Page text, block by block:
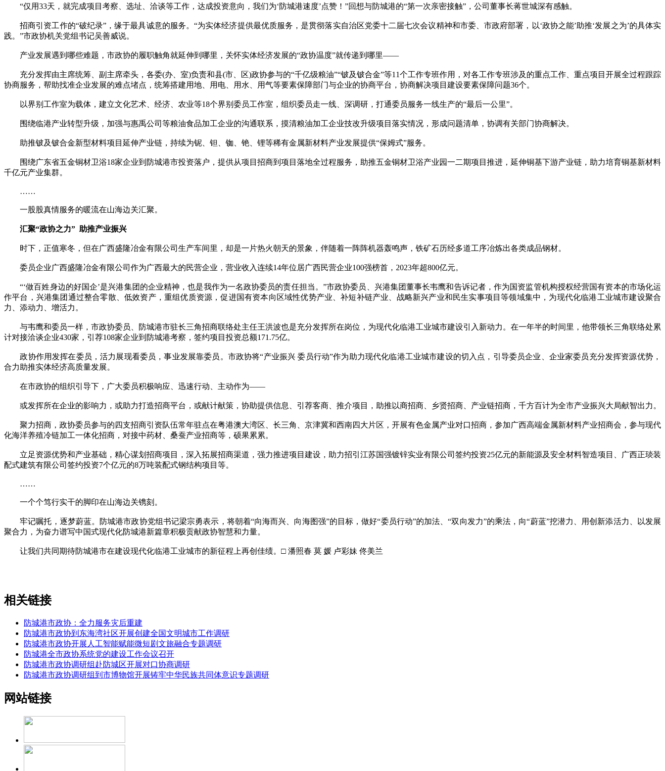
“仅用33天，就完成项目考察、选址、洽谈等工作，达成投资意向，我们为‘防城港速度’点赞！”回想与防城港的“第一次亲密接触”，公司董事长蒋世城深有感触。
招商引资工作的“破纪录”，缘于最具诚意的服务。“为实体经济提供最优质服务，是贯彻落实自治区党委十二届七次会议精神和市委、市政府部署，以‘政协之能’助推‘发展之为’的具体实
践。”市政协机关党组书记吴善威说。
产业发展遇到哪些难题，市政协的履职触角就延伸到哪里，关怀实体经济发展的“政协温度”就传递到哪里——
充分发挥由主席统筹、副主席牵头，各委(办、室)负责和县(市、区)政协参与的“千亿级粮油”“铍及铍合金”等11个工作专班作用，对各工作专班涉及的重点工作、重点项目开展全过程跟踪
协商服务，帮助找准企业发展的难点堵点，统筹搭建用地、用电、用水、用气等要素保障部门与企业的协商平台，协商解决项目建设要素保障问题36个。
以界别工作室为载体，建立文化艺术、经济、农业等18个界别委员工作室，组织委员走一线、深调研，打通委员服务一线生产的“最后一公里”。
围绕临港产业转型升级，加强与惠禹公司等粮油食品加工企业的沟通联系，摸清粮油加工企业技改升级项目落实情况，形成问题清单，协调有关部门协商解决。
助推铍及铍合金新型材料项目延伸产业链，持续为铌、钽、铷、铯、锂等稀有金属新材料产业发展提供“保姆式”服务。
围绕广东省五金铜材卫浴18家企业到防城港市投资落户，提供从项目招商到项目落地全过程服务，助推五金铜材卫浴产业园一二期项目推进，延伸铜基下游产业链，助力培育铜基新材料
千亿元产业集群。
……
一股股真情服务的暖流在山海边关汇聚。
汇聚“政协之力” 助推产业振兴
时下，正值寒冬，但在广西盛隆冶金有限公司生产车间里，却是一片热火朝天的景象，伴随着一阵阵机器轰鸣声，铁矿石历经多道工序冶炼出各类成品钢材。
委员企业广西盛隆冶金有限公司作为广西最大的民营企业，营业收入连续14年位居广西民营企业100强榜首，2023年超800亿元。
“‘做百姓身边的好国企’是兴港集团的企业精神，也是我作为一名政协委员的责任担当。”市政协委员、兴港集团董事长韦鹰和告诉记者，作为国资监管机构授权经营国有资本的市场化运
作平台，兴港集团通过整合零散、低效资产，重组优质资源，促进国有资本向区域性优势产业、补短补链产业、战略新兴产业和民生实事项目等领域集中，为现代化临港工业城市建设聚合
力、添动力、增活力。
与韦鹰和委员一样，市政协委员、防城港市驻长三角招商联络处主任王洪波也是充分发挥所在岗位，为现代化临港工业城市建设引入新动力。在一年半的时间里，他带领长三角联络处累
计对接洽谈企业430家，引荐108家企业到防城港考察，签约项目投资总额171.75亿。
政协作用发挥在委员，活力展现看委员，事业发展靠委员。市政协将“产业振兴 委员行动”作为助力现代化临港工业城市建设的切入点，引导委员企业、企业家委员充分发挥资源优势，
合力助推实体经济高质量发展。
在市政协的组织引导下，广大委员积极响应、迅速行动、主动作为——
或发挥所在企业的影响力，或助力打造招商平台，或献计献策，协助提供信息、引荐客商、推介项目，助推以商招商、乡贤招商、产业链招商，千方百计为全市产业振兴大局献智出力。
聚力招商，政协委员参与的四支招商引资队伍常年驻点在粤港澳大湾区、长三角、京津冀和西南四大片区，开展有色金属产业对口招商，参加广西高端金属新材料产业招商会，参与现代
化海洋养殖冷链加工一体化招商，对接中药材、桑蚕产业招商等，硕果累累。
立足资源优势和产业基础，精心谋划招商项目，深入拓展招商渠道，强力推进项目建设，助力招引江苏国强镀锌实业有限公司签约投资25亿元的新能源及安全材料智造项目、广西正琰装
配式建筑有限公司签约投资7个亿元的8万吨装配式钢结构项目等。
……
一个个笃行实干的脚印在山海边关镌刻。
牢记嘱托，逐梦蔚蓝。防城港市政协党组书记梁宗勇表示，将朝着“向海而兴、向海图强”的目标，做好“委员行动”的加法、“双向发力”的乘法，向“蔚蓝”挖潜力、用创新添活力、以发展
聚合力，为奋力谱写中国式现代化防城港新篇章积极贡献政协智慧和力量。
让我们共同期待防城港市在建设现代化临港工业城市的新征程上再创佳绩。□ 潘照春 莫 媛 卢彩妹 佟美兰
相关链接
防城港市政协：全力服务灾后重建
防城港市政协到东海湾社区开展创建全国文明城市工作调研
防城港市政协开展人工智能赋能微短剧文旅融合专题调研
防城港全市政协系统党的建设工作会议召开
防城港市政协调研组赴防城区开展对口协商调研
防城港市政协调研组到市博物馆开展铸牢中华民族共同体意识专题调研
网站链接